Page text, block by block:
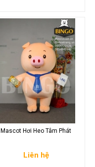
Mascot Hơi Heo Tâm Phát
Liên hệ